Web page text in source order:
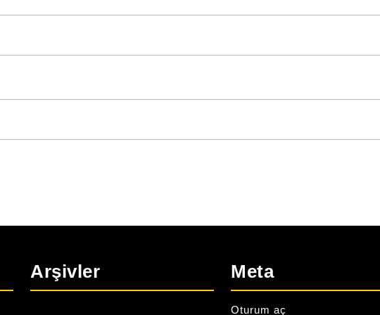
Arşivler Meta
Oturum aç